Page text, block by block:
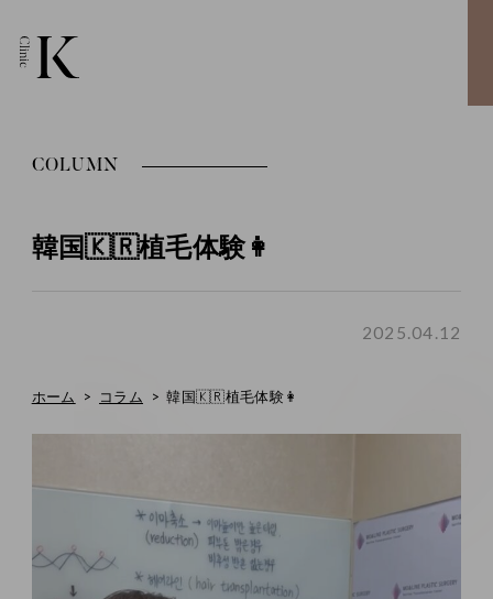
COLUMN
韓国🇰🇷植毛体験👩
2025.04.12
ホーム コラム 韓国🇰🇷植毛体験👩